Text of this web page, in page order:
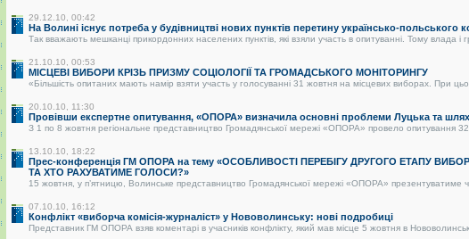
29.12.10, 00:42
На Волині існує потреба у будівництві нових пунктів перетину українсько-польського
Так вважають мешканці прикордонних населених пунктів, які взяли участь в опитуванні. Тому влада і
21.10.10, 00:53
МІСЦЕВІ ВИБОРИ КРІЗЬ ПРИЗМУ СОЦІОЛОГІЇ ТА ГРОМАДСЬКОГО МОНІТОРИНГУ
«Більшість опитаних мають намір взяти участь у голосуванні 31 жовтня на місцевих виборах. При
20.10.10, 11:30
Провівши експертне опитування, «ОПОРА» визначила основні проблеми Луцька та
З 1 по 8 жовтня регіональне представництво Громадянської мережі «ОПОРА» провело опитування 32
13.10.10, 18:22
Прес-конференція ГМ ОПОРА на тему «ОСОБЛИВОСТІ ПЕРЕБІГУ ДРУГОГО ЕТАПУ
ТА ХТО РАХУВАТИМЕ ГОЛОСИ?»
15 жовтня, у п’ятницю, Волинське представництво Громадянської мережі «ОПОРА» презентуватиме
07.10.10, 16:12
Конфлікт «виборча комісія-журналіст» у Нововолинську: нові подробиці
Представник ГМ ОПОРА взяв коментарі в учасників конфлікту, який мав місце 5 жовтня в